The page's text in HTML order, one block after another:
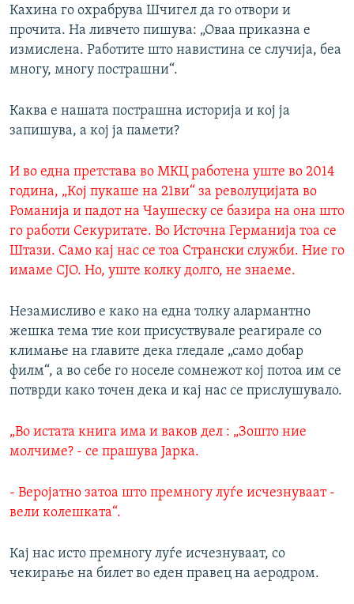
Кахина го охрабрува Шчигел да го отвори и
прочита. На ливчето пишува: „Оваа приказна е
измислена. Работите што навистина се случија, беа
многу, многу пострашни“.
Каква е нашата пострашна историја и кој ја
запишува, а кој ја памети?
И во една претстава во МКЦ работена уште во 2014
година, „Кој пукаше на 21ви“ за револуцијата во
Романија и падот на Чаушеску се базира на она што
го работи Секуритате. Во Источна Германија тоа се
Штази. Само кај нас се тоа Странски служби. Ние го
имаме СЈО. Но, уште колку долго, не знаеме.
Незамисливо е како на една толку алармантно
жешка тема тие кои присуствувале реагирале со
климање на главите дека гледале „само добар
филм“, а во себе го носеле сомнежот кој потоа им се
потврди како точен дека и кај нас се прислушувало.
„Во истата книга има и ваков дел : „Зошто ние
молчиме? - се прашува Јарка.
- Веројатно затоа што премногу луѓе исчезнуваат -
вели колешката“.
Кај нас исто премногу луѓе исчезнуваат, со
чекирање на билет во еден правец на аеродром.